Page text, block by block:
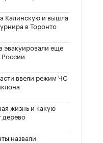
Калинскую и вышла
в Торонто
эвакуировали еще
России
ввели режим ЧС
жизнь и какую
дерево
назвали